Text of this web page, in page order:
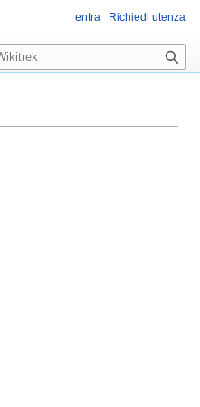
entra Richiedi utenza